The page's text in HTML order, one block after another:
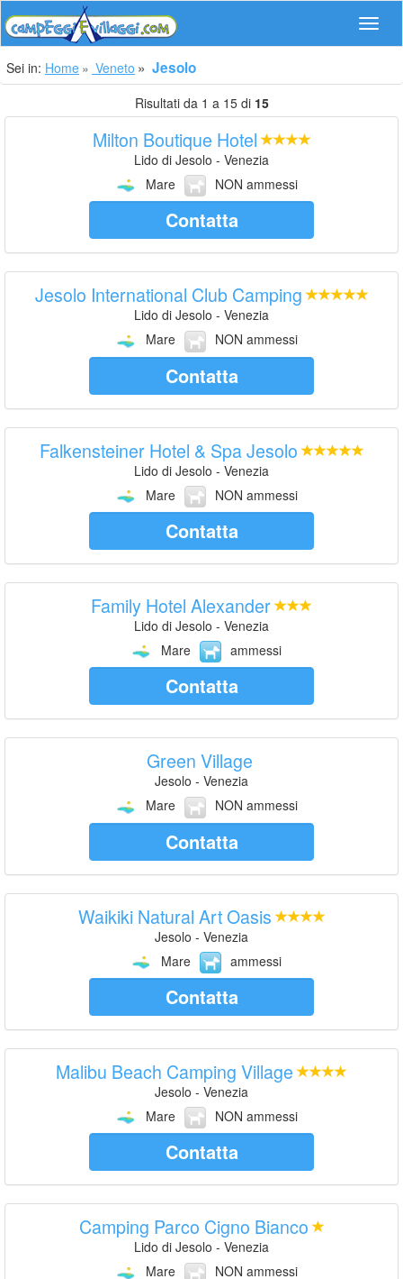
Sei in: Home Veneto Jesolo
Risultati da 1 a 15 di 15
Milton Boutique Hotel
Lido di Jesolo - Venezia
Mare
NON ammessi
Contatta
Jesolo International Club Camping
Lido di Jesolo - Venezia
Mare
NON ammessi
Contatta
Falkensteiner Hotel & Spa Jesolo
Lido di Jesolo - Venezia
Mare
NON ammessi
Contatta
Family Hotel Alexander
Lido di Jesolo - Venezia
Mare
ammessi
Contatta
Green Village
Jesolo - Venezia
Mare
NON ammessi
Contatta
Waikiki Natural Art Oasis
Jesolo - Venezia
Mare
ammessi
Contatta
Malibu Beach Camping Village
Jesolo - Venezia
Mare
NON ammessi
Contatta
Camping Parco Cigno Bianco
Lido di Jesolo - Venezia
Mare
NON ammessi